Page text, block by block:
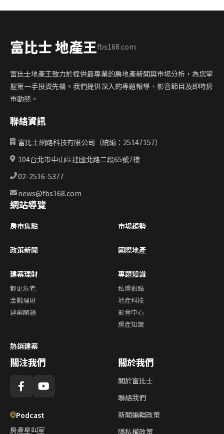
富比士 地產王fbs168.com
富比士地產王致力於提供最專業的房地產新聞與市場分析，為您掌
握第一手投資先機。我們提供深入的專題報導、影音節目及即時房
市動態。
聯絡資訊
富比士網路科技有限公司（統編：25147157）
104台北市中山區建國北路二段65號7樓
02-2516-5377
news@fbs168.com
網站導覽
房市焦點 市場趨勢
政策新聞 國際地產
建案理財
都更危老
金融理財
建案開箱
專題知識
私房觀點
地產科技
影音中心
房產知識
熱銷建案
關注我們
Podcast
房產星叫室
關於我們
關於富比士
聯絡我們
新聞編輯政策
隱私權政策